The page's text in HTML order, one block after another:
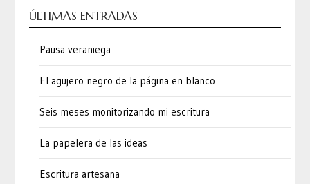
ÚLTIMAS ENTRADAS
Pausa veraniega
El agujero negro de la página en blanco
Seis meses monitorizando mi escritura
La papelera de las ideas
Escritura artesana